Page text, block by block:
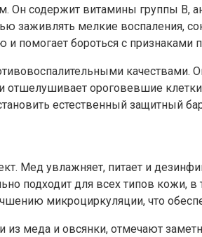
содержит витамины группы B,
заживлять мелкие воспаления,
помогает бороться с признаками
качествами.
ороговевшие
естественный защитный
Мед увлажняет, питает и
подходит для всех типов кожи,
микроциркуляции, что
меда и овсянки, отмечают